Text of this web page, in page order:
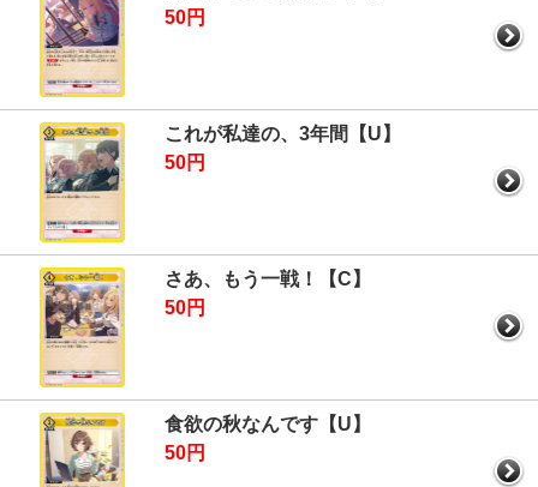
50円
これが私達の、3年間【U】
50円
さあ、もう一戦！【C】
50円
食欲の秋なんです【U】
50円